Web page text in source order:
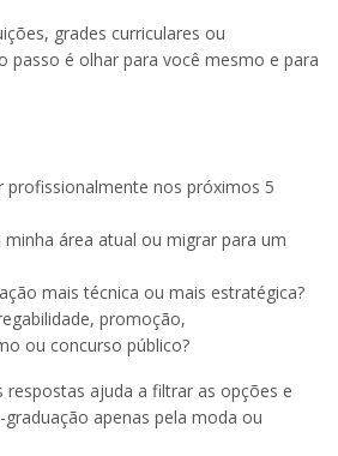
grades curriculares ou
passo é olhar para você mesmo e para
profissionalmente nos próximos 5
minha área atual ou migrar para um
mais técnica ou mais estratégica?
promoção,
ou concurso público?
respostas ajuda a filtrar as opções e
apenas pela moda ou